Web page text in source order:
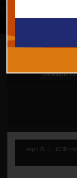
המשפחה
2018
75 דקות